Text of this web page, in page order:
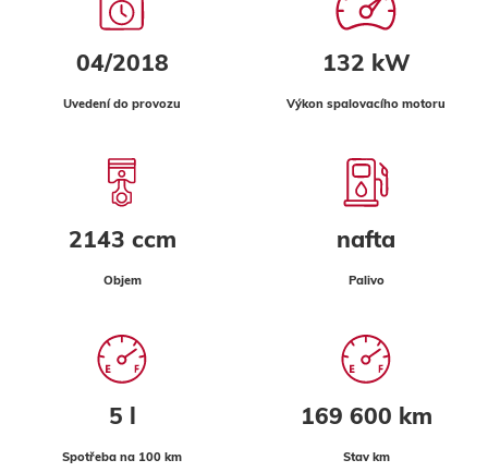
04/2018
Uvedení do provozu
132 kW
Výkon spalovacího motoru
2143 ccm
Objem
nafta
Palivo
5 l
Spotřeba na 100 km
169 600 km
Stav km